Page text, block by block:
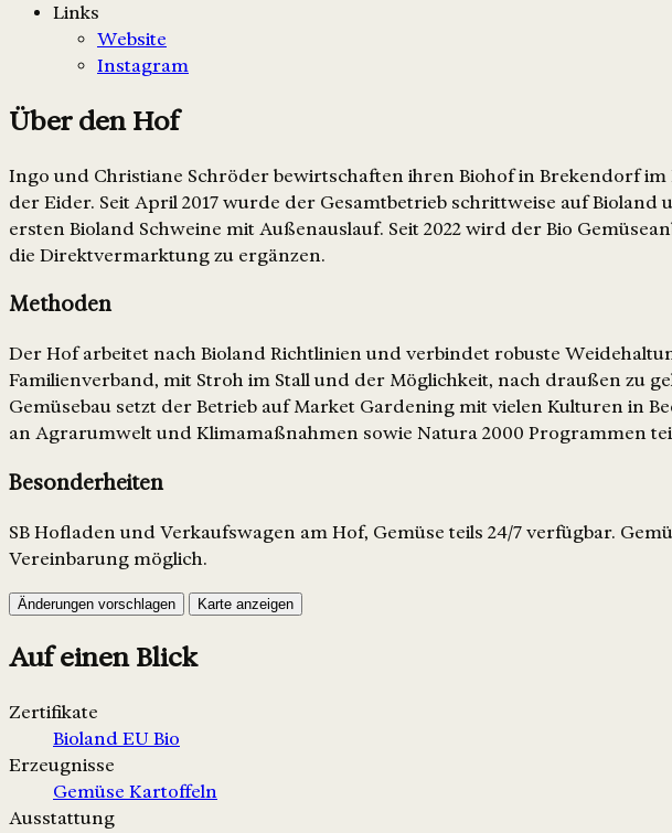
Links
Website
Instagram
Über den Hof
Ingo und Christiane Schröder bewirtschaften ihren Biohof in Brekendorf
der Eider. Seit April 2017 wurde der Gesamtbetrieb schrittweise auf
ersten Bioland Schweine mit Außenauslauf. Seit 2022 wird der Bio
die Direktvermarktung zu ergänzen.
Methoden
Der Hof arbeitet nach Bioland Richtlinien und verbindet robuste
Familienverband, mit Stroh im Stall und der Möglichkeit, nach draußen zu
Gemüsebau setzt der Betrieb auf Market Gardening mit vielen Kulturen in
an Agrarumwelt und Klimamaßnahmen sowie Natura 2000 Programmen
Besonderheiten
SB Hofladen und Verkaufswagen am Hof, Gemüse teils 24/7 verfügbar.
Vereinbarung möglich.
Änderungen vorschlagen Karte anzeigen
Auf einen Blick
Zertifikate
Bioland EU Bio
Erzeugnisse
Gemüse Kartoffeln
Ausstattung